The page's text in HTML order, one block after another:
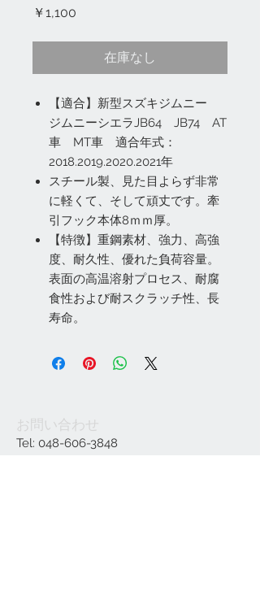
￥1,100
在庫なし
【適合】新型スズキジムニー
ジムニーシエラJB64 JB74 AT
車 MT車 適合年式：
2018.2019.2020.2021年
スチール製、見た目よらず非常
に軽くて、そして頑丈です。牽
引フック本体8ｍｍ厚。
【特徴】重鋼素材、強力、高強
度、耐久性、優れた負荷容量。
表面の高温溶射プロセス、耐腐
食性および耐スクラッチ性、長
寿命。
お問い合わせ
Tel: 048-606-3848